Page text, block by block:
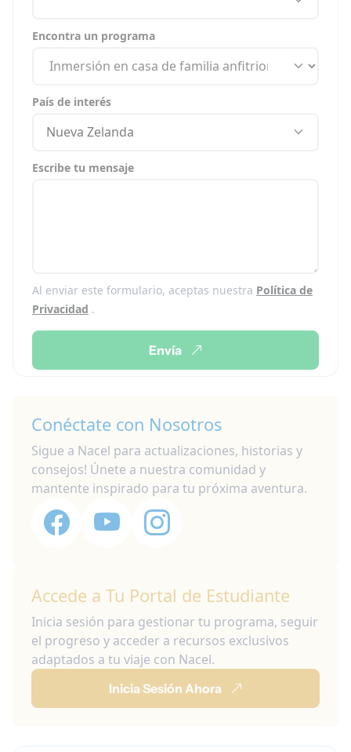
Encontra un programa
País de interés
Nueva Zelanda
Escribe tu mensaje
Al enviar este formulario, aceptas nuestra Política de
Privacidad .
Envía
Conéctate con Nosotros
Sigue a Nacel para actualizaciones, historias y
consejos! Únete a nuestra comunidad y
mantente inspirado para tu próxima aventura.
Accede a Tu Portal de Estudiante
Inicia sesión para gestionar tu programa, seguir
el progreso y acceder a recursos exclusivos
adaptados a tu viaje con Nacel.
Inicia Sesión Ahora